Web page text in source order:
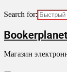
Search for:
Skip
to
content
Магазин